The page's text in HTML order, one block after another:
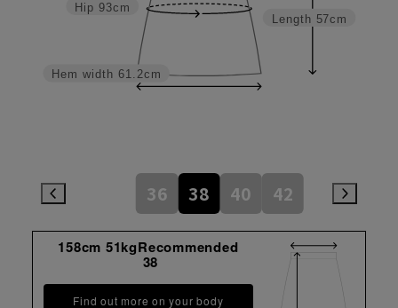
Length 57cm
Hem width 61.2cm
Hip 93cm
36 38 40 42
158cm 51kgRecommended
38
Find out more on your body